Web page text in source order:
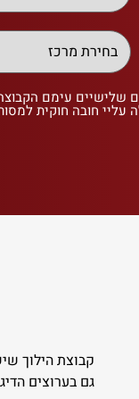
שלישיים עימם
עליי חובה חוקית
קבוצת הילוך
גם בערוצים